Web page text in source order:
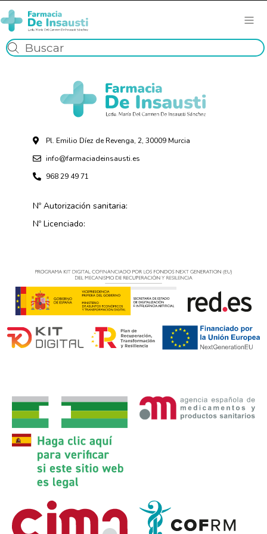
Pl. Emilio Díez de Revenga, 2, 30009 Murcia
info@farmaciadeinsausti.es
968 29 49 71
Nº Autorización sanitaria:
Nº Licenciado: